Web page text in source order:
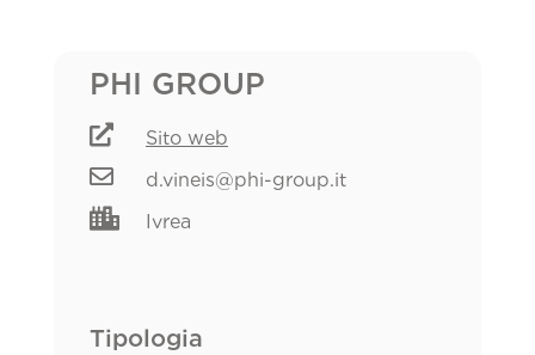
PHI GROUP
 Sito web
 d.vineis@phi-group.it
 Ivrea
Tipologia